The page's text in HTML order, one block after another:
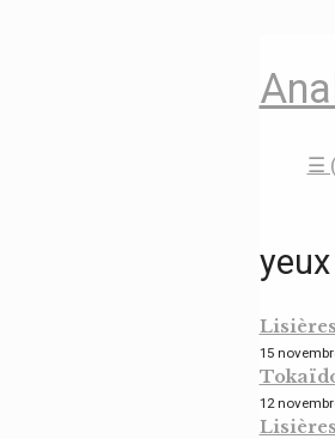
☰
yeux
15
12